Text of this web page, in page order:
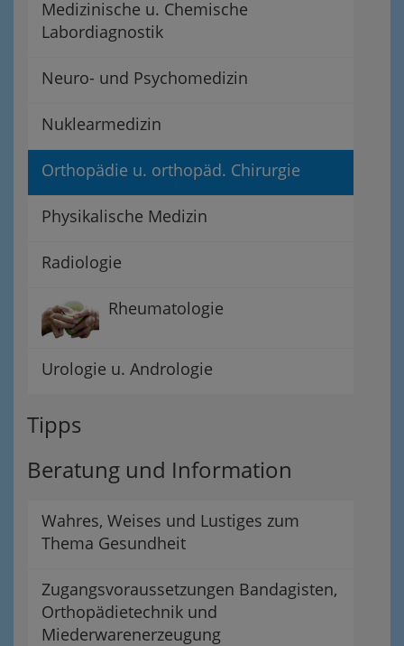
Medizinische u. Chemische
Labordiagnostik
Neuro- und Psychomedizin
Nuklearmedizin
Orthopädie u. orthopäd. Chirurgie
Physikalische Medizin
Radiologie
Rheumatologie
Urologie u. Andrologie
Tipps
Beratung und Information
Wahres, Weises und Lustiges zum
Thema Gesundheit
Zugangsvoraussetzungen Bandagisten,
Orthopädietechnik und
Miederwarenerzeugung